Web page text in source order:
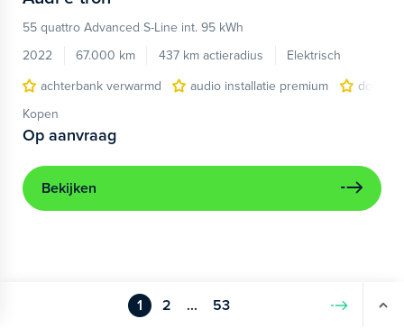
55 quattro Advanced S-Line int. 95 kWh
2022
67.000 km 437 km actieradius
Elektrisch
achterbank verwarmd
audio installatie premium
Kopen
Op aanvraag
Bekijken
1 2 ... 53 Volgende